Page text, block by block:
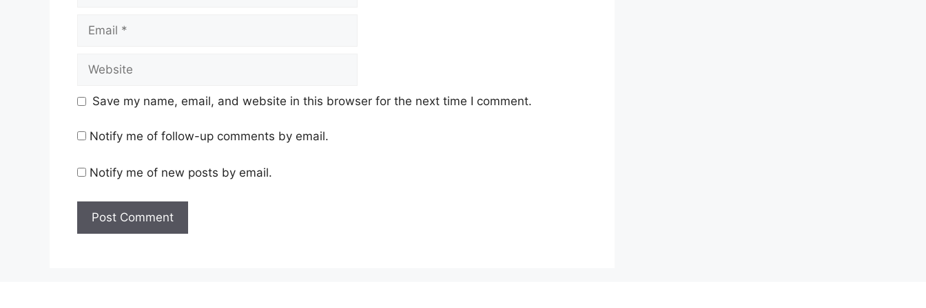
Email
Website
Save my name, email, and website in this browser for the next time I comment.
Notify me of follow-up comments by email.
Notify me of new posts by email.